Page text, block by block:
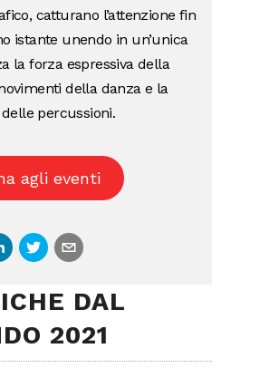
catturano l’attenzione fin
istante unendo in un’unica
la forza espressiva della
della danza e la
percussioni.
agli eventi
DAL
2021